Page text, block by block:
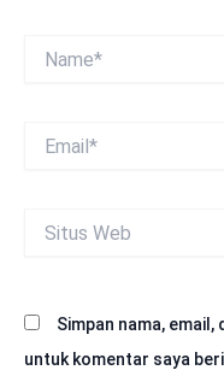
Web
Simpan nama,
untuk komentar saya